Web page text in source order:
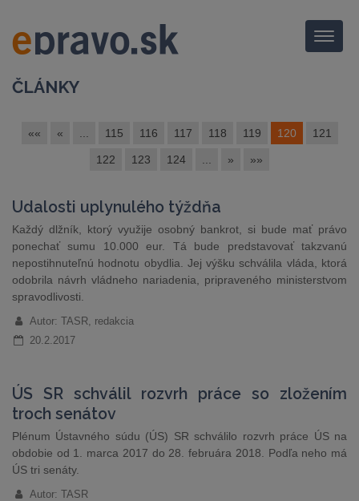
Menu
ČLÁNKY
«« « 115 116 117 118 119 120 121
122 123 124 » »»
Udalosti uplynulého týždňa
Každý dlžník, ktorý využije osobný bankrot, si bude mať právo
ponechať sumu 10.000 eur. Tá bude predstavovať takzvanú
nepostihnuteľnú hodnotu obydlia. Jej výšku schválila vláda, ktorá
odobrila návrh vládneho nariadenia, pripraveného ministerstvom
spravodlivosti.
Autor: TASR, redakcia
20.2.2017
ÚS SR schválil rozvrh práce so zložením
troch senátov
Plénum Ústavného súdu (ÚS) SR schválilo rozvrh práce ÚS na
obdobie od 1. marca 2017 do 28. februára 2018. Podľa neho má
ÚS tri senáty.
Autor: TASR